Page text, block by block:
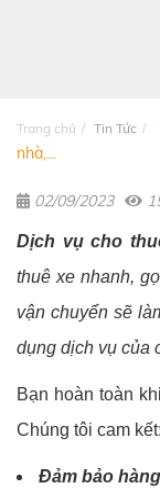
Trang chủ Tin Tức
nhà,...
02/09/2023
Dịch vụ cho
thuê xe nhanh,
vận chuyển sẽ
dụng dịch vụ của
Bạn hoàn toàn
Chúng tôi cam kết:
Đảm bảo